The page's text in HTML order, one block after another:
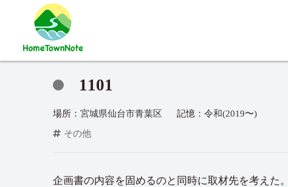
1101
場所： 宮城県仙台市青葉区 記憶： 令和(2019〜)
その他
企画書の内容を固めるのと同時に取材先を考えた。